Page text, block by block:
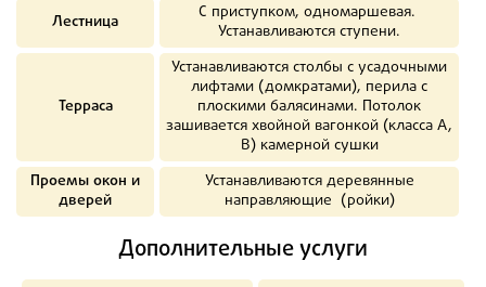
Лестница
С приступком, одномаршевая.
Устанавливаются ступени.
Терраса
Устанавливаются столбы с усадочными
лифтами (домкратами), перила с
плоскими балясинами. Потолок
зашивается хвойной вагонкой (класса А,
В) камерной сушки
Проемы окон и
дверей
Устанавливаются деревянные
направляющие (ройки)
Дополнительные услуги